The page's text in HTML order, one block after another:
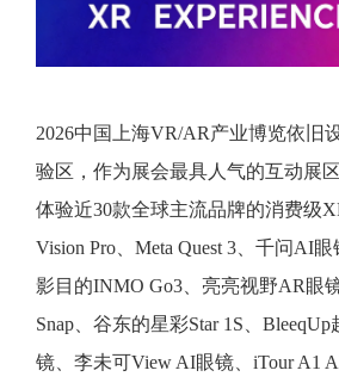
2026中国上海VR/AR产业博览依旧
验区，作为展会最具人气的互动展
体验近30款全球主流品牌的消费级
Vision Pro、Meta Quest 3、千问AI
影目的INMO Go3、亮亮视野AR眼
Snap、谷东的星彩Star 1S、
镜、李未可View AI眼镜、iTour A1